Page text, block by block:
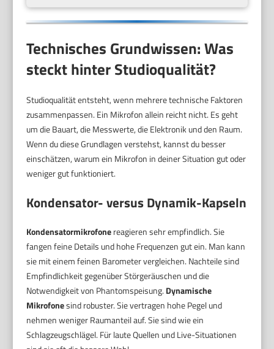
Technisches Grundwissen: Was
steckt hinter Studioqualität?
Studioqualität entsteht, wenn mehrere technische Faktoren
zusammenpassen. Ein Mikrofon allein reicht nicht. Es geht
um die Bauart, die Messwerte, die Elektronik und den Raum.
Wenn du diese Grundlagen verstehst, kannst du besser
einschätzen, warum ein Mikrofon in deiner Situation gut oder
weniger gut funktioniert.
Kondensator- versus Dynamik-Kapseln
Kondensatormikrofonereagieren sehr empfindlich. Sie
fangen feine Details und hohe Frequenzen gut ein. Man kann
sie mit einem feinen Barometer vergleichen. Nachteile sind
Empfindlichkeit gegenüber Störgeräuschen und die
Notwendigkeit von Phantomspeisung. Dynamische
Mikrofonesind robuster. Sie vertragen hohe Pegel und
nehmen weniger Raumanteil auf. Sie sind wie ein
Schlagzeugschlägel. Für laute Quellen und Live-Situationen